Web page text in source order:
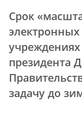
Срок
президента
задачу до